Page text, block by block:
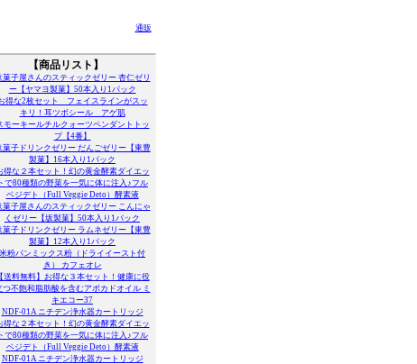
通販
【商品リスト】
菓子屋さんのスティックゼリー 杏仁ゼリ
ー【ヤマヨ製菓】50本入り1パック
得な2枚セット フェイスラインがスッ
キリ！耳ツボシール アゲ肌
モーキールチルクォーツペンダントトッ
プ【4番】
菓子ドリンクゼリー だんごゼリー【東豊
製菓】16本入り1パック
得な２本セット！幻の黄金酵素ダイエッ
トで80種類の野菜を一気に体に注入♪フル
ベジデト（Full Veggie Deto）酵素液
菓子屋さんのスティックゼリー こんにゃ
くゼリー【坂製菓】50本入り1パック
菓子ドリンクゼリー ラムネゼリー【東豊
製菓】12本入り1パック
米粉パンミックス粉（ドライイースト付
き） カフェオレ
【送料無料】お得な３本セット！健康に役
つ不飽和脂肪酸を含むアボカドオイル ミ
キエコー37
NDF-01A ニチデン浄水器カートリッジ
得な２本セット！幻の黄金酵素ダイエッ
トで80種類の野菜を一気に体に注入♪フル
ベジデト（Full Veggie Deto）酵素液
NDF-01A ニチデン浄水器カートリッジ